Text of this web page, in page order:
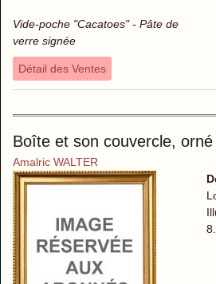
Vide-poche "Cacatoes" - Pâte de
verre signée
Détail des Ventes
Boîte et son couvercle,
Amalric WALTER